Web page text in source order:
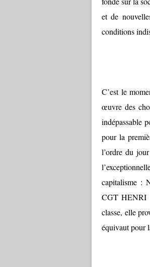
et de
conditions
C’est le
œuvre des
indépassable
pour la
l’ordre du
capitalisme :
CGT HENRI
classe, elle
équivaut pour